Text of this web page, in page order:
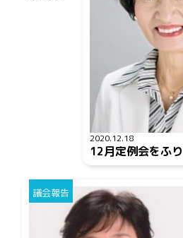
2020.12.18
12月定例会をふ
議会報告